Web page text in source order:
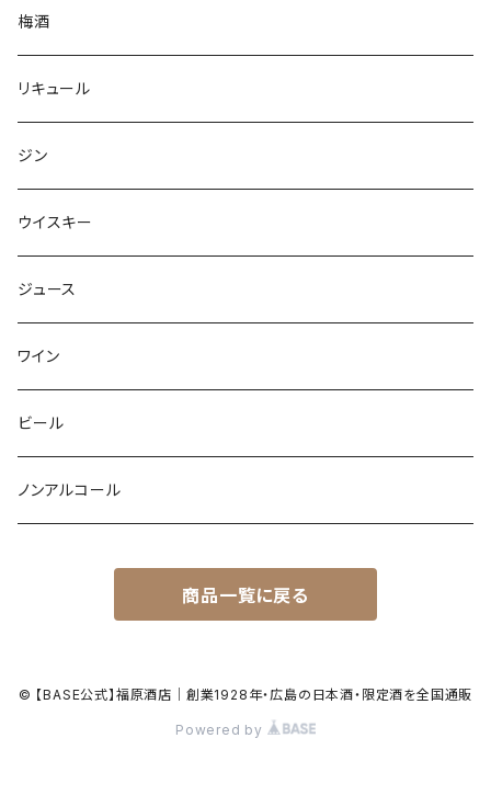
梅酒
リキュール
ジン
ウイスキー
ジュース
ワイン
ビール
ノンアルコール
商品一覧に戻る
© 【BASE公式】福原酒店｜創業1928年・広島の日本酒・限定酒を全国通販
Powered by